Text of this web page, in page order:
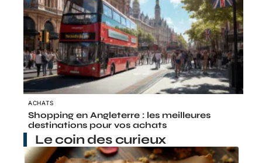
ACHATS
Shopping en Angleterre : les meilleures
destinations pour vos achats
Le coin des curieux